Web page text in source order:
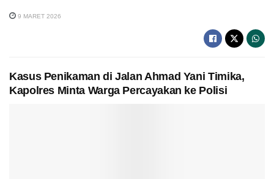
9 MARET 2026
Kasus Penikaman di Jalan Ahmad Yani Timika,
Kapolres Minta Warga Percayakan ke Polisi